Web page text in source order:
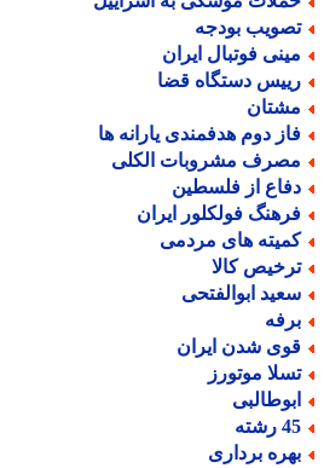
بودجه
فوتبال ایران
دستگاه قضا
دوم هدفمندی یارانه ها
مشروبات الکلی
از فلسطین
فولکلور ایران
های مردمی
کالا
ابوالفتحی
شدن ایران
موتورز
برداری